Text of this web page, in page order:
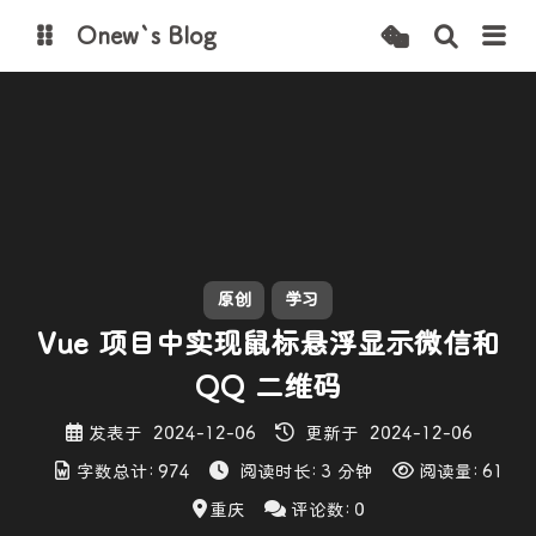
Onew`s Blog
原创 学习
Vue 项目中实现鼠标悬浮显示微信和
QQ 二维码
发表于 2024-12-06 更新于 2024-12-06
字数总计: 974 阅读时长: 3 分钟 阅读量: 61
重庆
评论数: 0